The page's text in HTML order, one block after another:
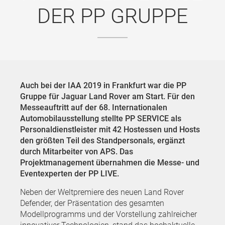
DER PP GRUPPE
Auch bei der IAA 2019 in Frankfurt war die PP
Gruppe für Jaguar Land Rover am Start. Für den
Messeauftritt auf der 68. Internationalen
Automobilausstellung stellte PP SERVICE als
Personaldienstleister mit 42 Hostessen und Hosts
den größten Teil des Standpersonals, ergänzt
durch Mitarbeiter von APS. Das
Projektmanagement übernahmen die Messe- und
Eventexperten der PP LIVE.
Neben der Weltpremiere des neuen Land Rover
Defender, der Präsentation des gesamten
Modellprogramms und der Vorstellung zahlreicher